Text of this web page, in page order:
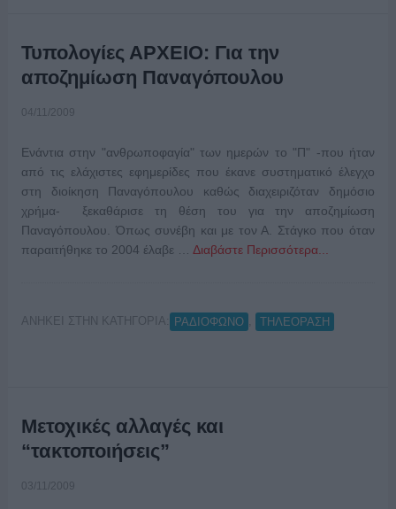
Τυπολογίες ΑΡΧΕΙΟ: Για την
αποζημίωση Παναγόπουλου
04/11/2009
Ενάντια στην "ανθρωποφαγία" των ημερών το "Π" -που ήταν
από τις ελάχιστες εφημερίδες που έκανε συστηματικό έλεγχο
στη διοίκηση Παναγόπουλου καθώς διαχειριζόταν δημόσιο
χρήμα- ξεκαθάρισε τη θέση του για την αποζημίωση
Παναγόπουλου. Όπως συνέβη και με τον Α. Στάγκο που όταν
παραιτήθηκε το 2004 έλαβε … Διαβάστε Περισσότερα...
ΑΝΗΚΕΙ ΣΤΗΝ ΚΑΤΗΓΟΡΙΑ: ΡΑΔΙΟΦΩΝΟ ΤΗΛΕΟΡΑΣΗ
Μετοχικές αλλαγές και
“τακτοποιήσεις”
03/11/2009